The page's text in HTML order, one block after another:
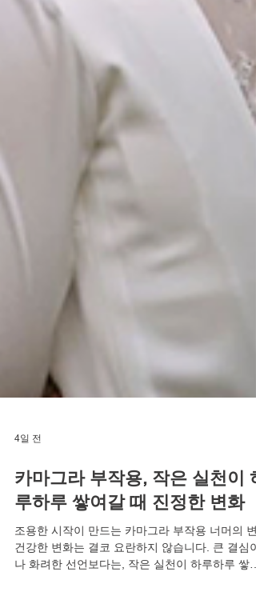
4일 전
카마그라 부작용, 작은 실천이
루하루 쌓여갈 때 진정한 변화
조용한 시작이 만드는 카마그라 부작용 너머의 변